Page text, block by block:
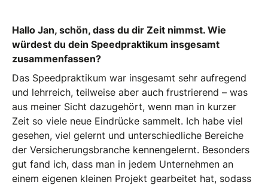
Hallo Jan, schön, dass du dir Zeit nimmst. Wie
würdest du dein Speedpraktikum insgesamt
zusammenfassen?
Das Speedpraktikum war insgesamt sehr aufregend
und lehrreich, teilweise aber auch frustrierend – was
aus meiner Sicht dazugehört, wenn man in kurzer
Zeit so viele neue Eindrücke sammelt. Ich habe viel
gesehen, viel gelernt und unterschiedliche Bereiche
der Versicherungsbranche kennengelernt. Besonders
gut fand ich, dass man in jedem Unternehmen an
einem eigenen kleinen Projekt gearbeitet hat, sodass